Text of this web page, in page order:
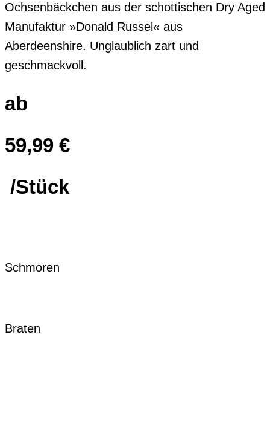
Ochsenbäckchen aus der schottischen Dry Aged
Manufaktur »Donald Russel« aus
Aberdeenshire. Unglaublich zart und
geschmackvoll.
ab
59,99 €
/Stück
Schmoren
Braten